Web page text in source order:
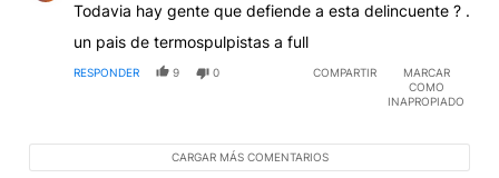
Todavia hay gente que defiende a esta delincuente ? .
un pais de termospulpistas a full
RESPONDER 9 0 COMPARTIR
MARCAR
COMO
INAPROPIADO
CARGAR MÁS COMENTARIOS